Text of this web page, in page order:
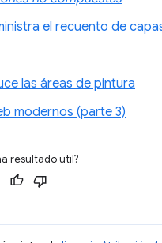
el recuento de
las áreas de pintura
modernos (parte 3)
resultado útil?